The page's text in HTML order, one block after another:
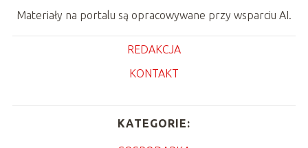
Materiały na portalu są opracowywane przy wsparciu AI.
REDAKCJA
KONTAKT
KATEGORIE: